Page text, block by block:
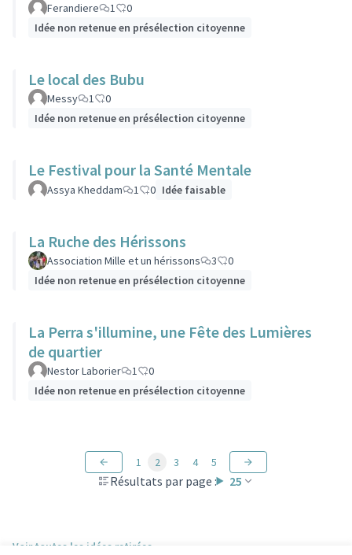
Ferandiere 1
0
Idée non retenue en présélection citoyenne
Le local des Bubu
Messy 1
0
Idée non retenue en présélection citoyenne
Le Festival pour la Santé Mentale
Assya Kheddam 1 0 Idée faisable
La Ruche des Hérissons
Association Mille et un hérissons 3
0
Idée non retenue en présélection citoyenne
La Perra s'illumine, une Fête des Lumières
de quartier
Nestor Laborier 1
0
Idée non retenue en présélection citoyenne
Résultats par page : 25
1 2 3 4 5
Voir toutes les idées retirées